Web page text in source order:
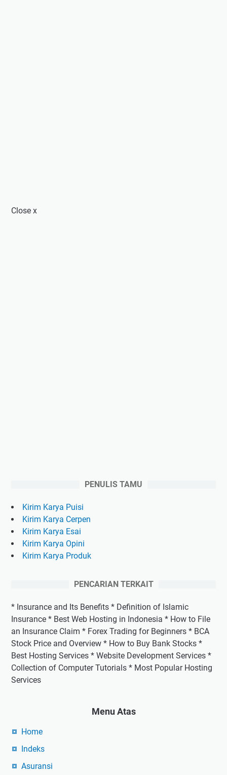
Close x
PENULIS TAMU
Kirim Karya Puisi
Kirim Karya Cerpen
Kirim Karya Esai
Kirim Karya Opini
Kirim Karya Produk
PENCARIAN TERKAIT
* Insurance and Its Benefits * Definition of Islamic
Insurance * Best Web Hosting in Indonesia * How to File
an Insurance Claim * Forex Trading for Beginners * BCA
Stock Price and Overview * How to Buy Bank Stocks *
Best Hosting Services * Website Development Services *
Collection of Computer Tutorials * Most Popular Hosting
Services
Menu Atas
Home
Indeks
Asuransi